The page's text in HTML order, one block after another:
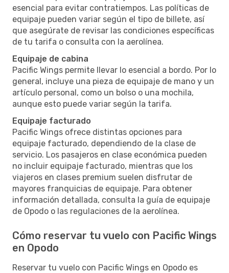
esencial para evitar contratiempos. Las políticas de
equipaje pueden variar según el tipo de billete, así
que asegúrate de revisar las condiciones específicas
de tu tarifa o consulta con la aerolínea.
Equipaje de cabina
Pacific Wings permite llevar lo esencial a bordo. Por lo
general, incluye una pieza de equipaje de mano y un
artículo personal, como un bolso o una mochila,
aunque esto puede variar según la tarifa.
Equipaje facturado
Pacific Wings ofrece distintas opciones para
equipaje facturado, dependiendo de la clase de
servicio. Los pasajeros en clase económica pueden
no incluir equipaje facturado, mientras que los
viajeros en clases premium suelen disfrutar de
mayores franquicias de equipaje. Para obtener
información detallada, consulta la guía de equipaje
de Opodo o las regulaciones de la aerolínea.
Cómo reservar tu vuelo con Pacific Wings
en Opodo
Reservar tu vuelo con Pacific Wings en Opodo es